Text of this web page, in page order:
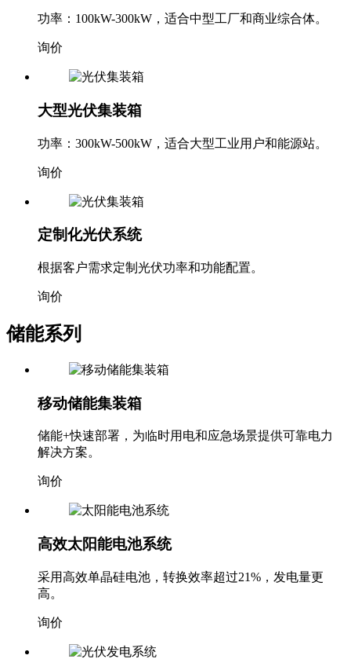
功率：100kW-300kW，适合中型工厂和商业综合体。
询价
大型光伏集装箱
功率：300kW-500kW，适合大型工业用户和能源站。
询价
定制化光伏系统
根据客户需求定制光伏功率和功能配置。
询价
储能系列
移动储能集装箱
储能+快速部署，为临时用电和应急场景提供可靠电力
解决方案。
询价
高效太阳能电池系统
采用高效单晶硅电池，转换效率超过21%，发电量更
高。
询价